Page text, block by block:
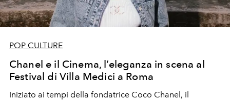
POP CULTURE
Chanel e il Cinema, l’eleganza in scena al
Festival di Villa Medici a Roma
Iniziato ai tempi della fondatrice Coco Chanel, il